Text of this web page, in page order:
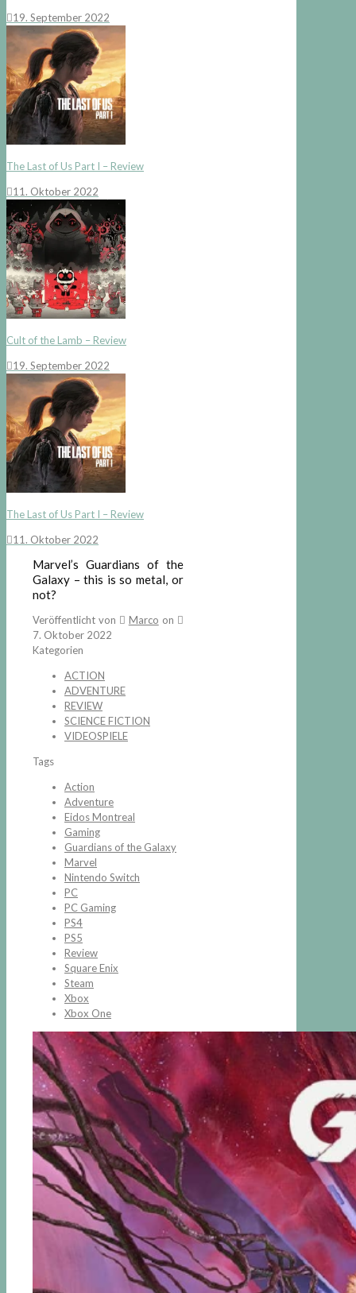
19. September 2022
The Last of Us Part I – Review
11. Oktober 2022
Cult of the Lamb – Review
19. September 2022
The Last of Us Part I – Review
11. Oktober 2022
Marvel’s Guardians of the
Galaxy – this is so metal, or
not?
Veröffentlicht von Marco on
7. Oktober 2022
Kategorien
ACTION
ADVENTURE
REVIEW
SCIENCE FICTION
VIDEOSPIELE
Tags
Action
Adventure
Eidos Montreal
Gaming
Guardians of the Galaxy
Marvel
Nintendo Switch
PC
PC Gaming
PS4
PS5
Review
Square Enix
Steam
Xbox
Xbox One